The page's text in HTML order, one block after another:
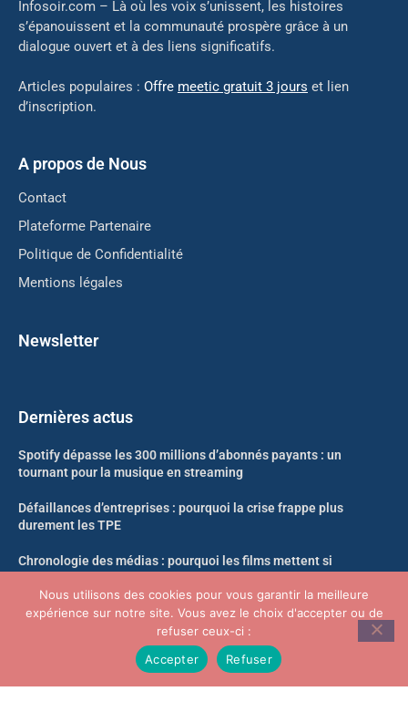
Infosoir.com – Là où les voix s’unissent, les histoires
s’épanouissent et la communauté prospère grâce à un
dialogue ouvert et à des liens significatifs.
Articles populaires : Offre meetic gratuit 3 jours et lien
d’inscription.
A propos de Nous
Contact
Plateforme Partenaire
Politique de Confidentialité
Mentions légales
Newsletter
Dernières actus
Spotify dépasse les 300 millions d’abonnés payants : un
tournant pour la musique en streaming
Défaillances d’entreprises : pourquoi la crise frappe plus
durement les TPE
Chronologie des médias : pourquoi les films mettent si
Likweli : un nouveau singe découvert dans la forêt du Congo
Nous utilisons des cookies pour vous garantir la meilleure
expérience sur notre site. Vous avez le choix d'accepter ou de
refuser ceux-ci :
Accepter
Refuser